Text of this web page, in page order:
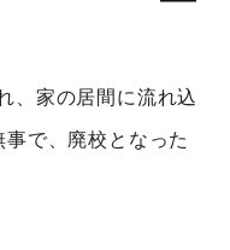
、家の居間に流れ込
で、廃校となった